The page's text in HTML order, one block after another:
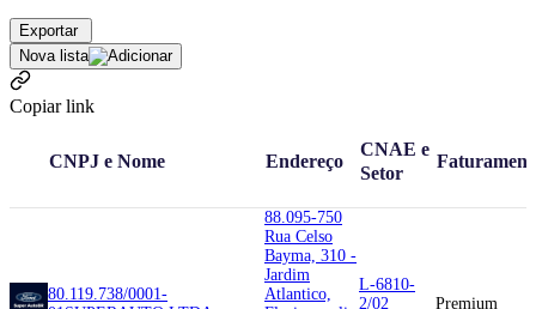
Exportar
Nova lista
Copiar link
CNPJ e Nome Endereço
CNAE e
Setor
80.119.738/0001-
88.095-750
Rua Celso
Bayma, 310 -
Jardim
Atlantico,
L-6810-
2/02
Premium